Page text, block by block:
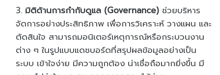
มิติด้านการกำกับดูแล (Governance) ช่วยบริหาร
จัดการอย่างประสิทธิภาพ เพื่อการวิเคราะห์ วางแผน และ
ตัดสินใจ สามารถมอนิเตอร์เหตุการณ์หรือกระบวนงาน
ต่าง ๆ ในรูปแบบแดชบอร์ดที่สรุปผลข้อมูลอย่างเป็น
ระบบ เข้าใจง่าย มีความถูกต้อง น่าเชื่อถือมากยิ่งขึ้น มี